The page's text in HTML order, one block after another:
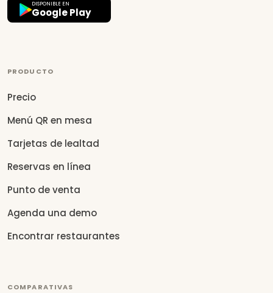
DISPONIBLE EN
Google Play
PRODUCTO
Precio
Menú QR en mesa
Tarjetas de lealtad
Reservas en línea
Punto de venta
Agenda una demo
Encontrar restaurantes
COMPARATIVAS